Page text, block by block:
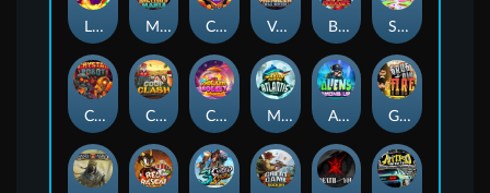
Lucky Multifruit Merlin's Mania Chicken Man Valhalla: Wild Winter Blaze Buddies Sticky Candyland
Crystal Robot Coop Clash Chocolate Rocket Marlin Masters Atlantis Aliens Among Us Grug Make Fire